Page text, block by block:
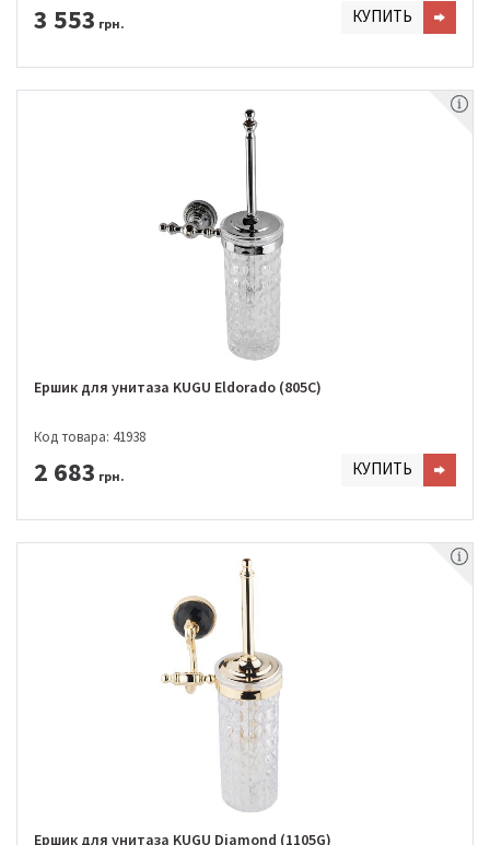
3 553 грн. КУПИТЬ
Ершик для унитаза KUGU Eldorado (805C)
Код товара: 41938
2 683 грн. КУПИТЬ
Ершик для унитаза KUGU Diamond (1105G)